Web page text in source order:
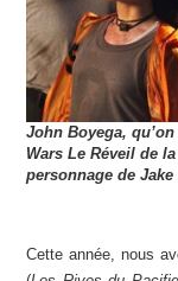
John Boyega,
Wars Le Réveil de
personnage de
Cette année, nous